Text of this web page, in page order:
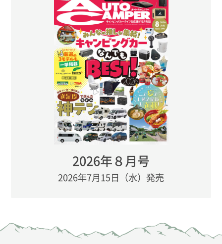
2026年８月号
2026年7月15日（水）発売